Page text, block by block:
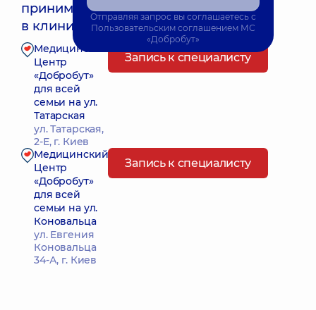
принимает
в клиниках:
Ближайшее время приема: Завтра о 08:00
Медицинский
Центр
«Добробут»
для всей
семьи на ул.
Татарская
ул. Татарская,
2-Е, г. Киев
Запись к специалисту
Медицинский
Центр
«Добробут»
для всей
семьи на ул.
Коновальца
ул. Евгения
Коновальца
34-А, г. Киев
Запись к специалисту
Отправляя запрос вы соглашаетесь с
Пользовательским соглашением МС
«Добробут»